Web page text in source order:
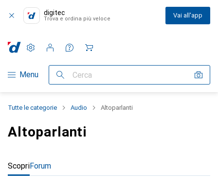
digitec
Trova e ordina più veloce Vai all'app
Categoria Navigazione
Menu Cerca
Impostazioni
Conto cliente
Liste di confronto
Liste dei desideri
Carrello
Tutte le categorie Audio Altoparlanti
Altoparlanti
ScopriForum